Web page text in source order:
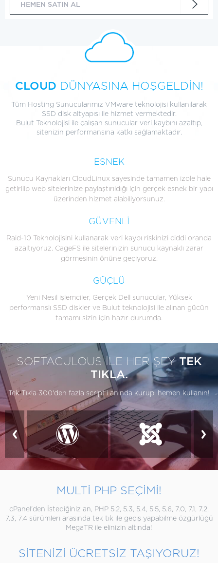
HEMEN SATIN AL
CLOUD DÜNYASINA HOŞGELDİN!
Tüm Hosting Sunucularımız VMware teknolojisi kullanılarak
SSD disk altyapısı ile hizmet vermektedir.
Bulut Teknolojisi ile çalışan sunucular veri kaybını azaltıp,
sitenizin performansına katkı sağlamaktadır.
ESNEK
Sunucu Kaynakları CloudLinux sayesinde tamamen izole hale
getirilip web sitelerinize paylaştırıldığı için gerçek esnek bir yapı
üzerinden hizmet alabiliyorsunuz.
GÜVENLİ
Raid-10 Teknolojisini kullanarak veri kaybı riskinizi ciddi oranda
azaltıyoruz. CageFS ile sitelerinizin sunucu kaynaklı zarar
görmesinin önüne geçiyoruz.
GÜÇLÜ
Yeni Nesil işlemciler, Gerçek Dell sunucular, Yüksek
performanslı SSD diskler ve Bulut teknolojisi ile alınan gücün
tamamı sizin için hazır durumda.
SOFTACULOUS İLE HER ŞEY TEK
TIKLA.
Tek Tıkla 300'den fazla script'i anında kurup, hemen kullanın!
MULTİ PHP SEÇİMİ!
cPanel'den İstediğiniz an, PHP 5.2, 5.3, 5.4, 5.5, 5.6, 7.0, 7.1, 7.2,
7.3, 7.4 sürümleri arasında tek tık ile geçiş yapabilme özgürlüğü
MegaTR ile elinizin altında!
SİTENİZİ ÜCRETSİZ TAŞIYORUZ!